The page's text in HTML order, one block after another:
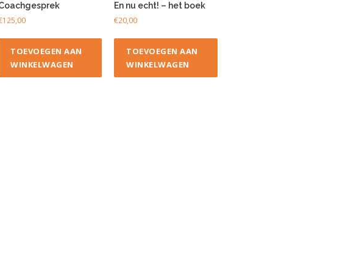
125,00
TOEVOEGEN AAN
WINKELWAGEN
En nu echt! – het boek
€20,00
TOEVOEGEN AAN
WINKELWAGEN